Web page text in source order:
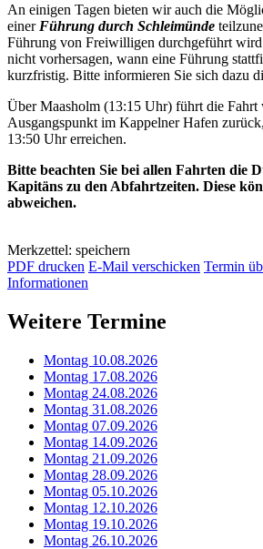
An einigen Tagen bieten wir auch die
einer Führung durch Schleimünde
Führung von Freiwilligen durchgeführt
nicht vorhersagen, wann eine Führung
kurzfristig. Bitte informieren Sie sich dazu
Über Maasholm (13:15 Uhr) führt die Fahrt
Ausgangspunkt im Kappelner Hafen
13:50 Uhr erreichen.
Bitte beachten Sie bei allen Fahrten die
Kapitäns zu den Abfahrtzeiten. Diese
abweichen.
Merkzettel: speichern
PDF drucken E-Mail verschicken Termin
Informationen
Weitere Termine
Montag 10.08.2026
Montag 17.08.2026
Montag 24.08.2026
Montag 31.08.2026
Montag 07.09.2026
Montag 14.09.2026
Montag 21.09.2026
Montag 28.09.2026
Montag 05.10.2026
Montag 12.10.2026
Montag 19.10.2026
Montag 26.10.2026